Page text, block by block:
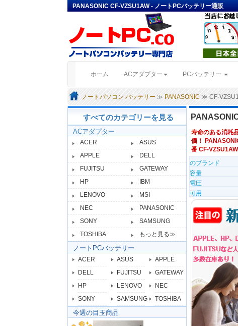
PANASONIC CF-VZSU1AW - ノートPCバッテリー通販
ホーム (current)ACアダプター PCバッテリー
ノートパソコン バッテリー ≫ PANASONIC ≫ CF-
すべてのカテゴリーを見る
ACアダプター
ACER
ASUS
APPLE
DELL
FUJITSU
GATEWAY
HP
IBM
LENOVO
MSI
NEC
PANASONIC
SONY
SAMSUNG
TOSHIBA
もっと見る≫
ノートPCバッテリー
ACER ASUS
APPLE
DELL
FUJITSU
GATEWAY
HP
LENOVO
NEC
SONY
SAMSUNG TOSHIBA
今週の目玉商品
寿命のある消耗
価！
番 CF-
のブランド
容量
電圧
可用